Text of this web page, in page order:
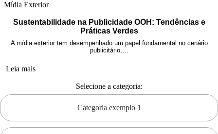
Mídia Exterior
Sustentabilidade na Publicidade OOH: Tendências e
Práticas Verdes
A mídia exterior tem desempenhado um papel fundamental no cenário
publicitário,…
Leia mais
Selecione a categoria:
Categoria exemplo 1